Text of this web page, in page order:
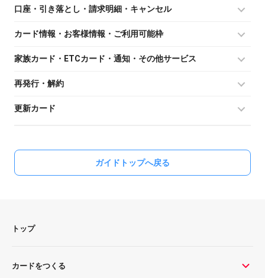
口座・引き落とし・請求明細・キャンセル
カード情報・お客様情報・ご利用可能枠
家族カード・ETCカード・通知・その他サービス
再発行・解約
更新カード
ガイドトップへ戻る
トップ
カードをつくる